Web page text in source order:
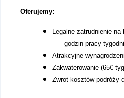
Oferujemy:
Legalne zatrudnienie
godzin pracy
Atrakcyjne
Zakwaterowanie (65€
Zwrot kosztów podróży